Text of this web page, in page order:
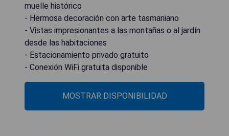
muelle histórico
- Hermosa decoración con arte tasmaniano
- Vistas impresionantes a las montañas o al jardín
desde las habitaciones
- Estacionamiento privado gratuito
- Conexión WiFi gratuita disponible
MOSTRAR DISPONIBILIDAD